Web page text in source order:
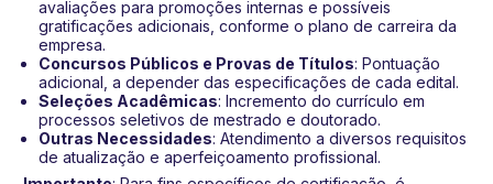
avaliações para promoções internas e possíveis
gratificações adicionais, conforme o plano de carreira da
empresa.
Concursos Públicos e Provas de Títulos: Pontuação
adicional, a depender das especificações de cada edital.
Seleções Acadêmicas: Incremento do currículo em
processos seletivos de mestrado e doutorado.
Outras Necessidades: Atendimento a diversos requisitos
de atualização e aperfeiçoamento profissional.